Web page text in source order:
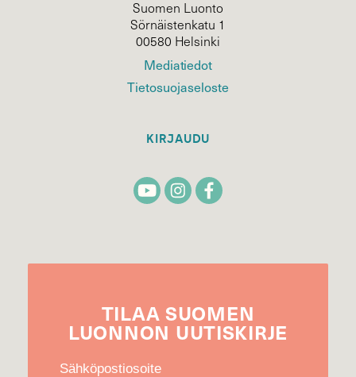
Suomen Luonto
Sörnäistenkatu 1
00580 Helsinki
Mediatiedot
Tietosuojaseloste
KIRJAUDU
TILAA SUOMEN
LUONNON UUTIS­KIRJE
Sähköpostiosoite